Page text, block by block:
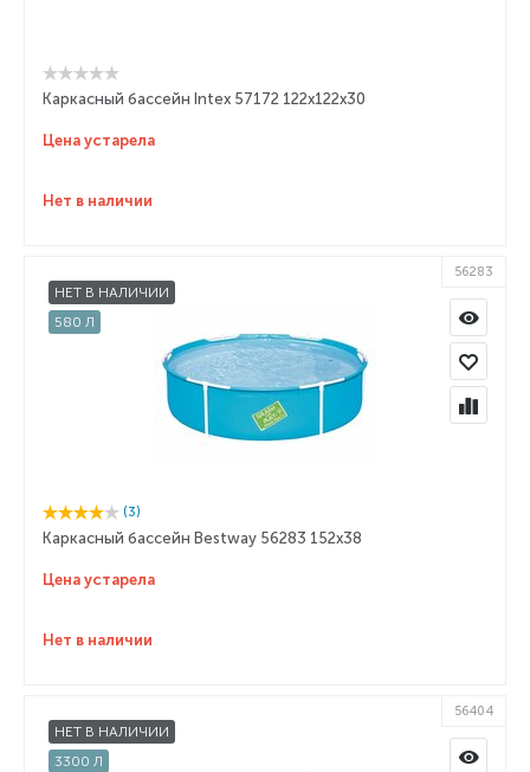
Каркасный бассейн Intex 57172 122x122x30
Цена устарела
Нет в наличии
НЕТ В НАЛИЧИИ
580 Л
56283
(3)
Каркасный бассейн Bestway 56283 152x38
Цена устарела
Нет в наличии
НЕТ В НАЛИЧИИ
3300 Л
56404